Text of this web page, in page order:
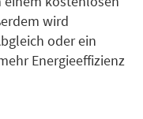
wird
oder ein
Energieeffizienz